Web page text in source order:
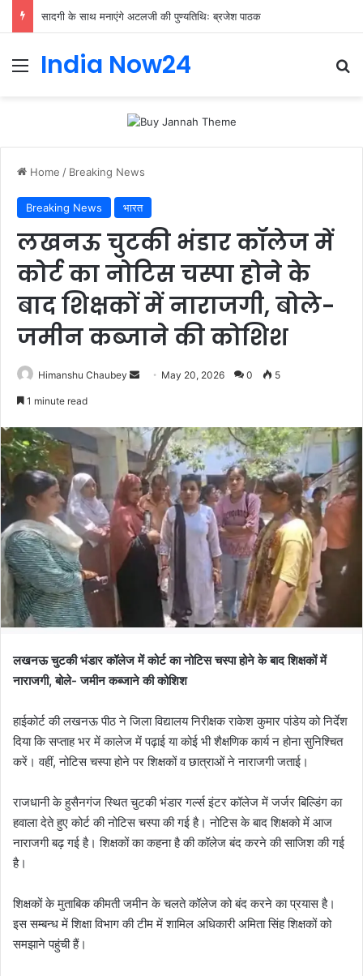
सादगी के साथ मनाएंगे अटलजी की पुण्यतिथिः ब्रजेश पाठक
India Now24
Home / Breaking News
Breaking News भारत
लखनऊ चुटकी भंडार कॉलेज में
कोर्ट का नोटिस चस्पा होने के
बाद शिक्षकों में नाराजगी, बोले-
जमीन कब्जाने की कोशिश
Himanshu Chaubey May 20, 2026 0 5
1 minute read
लखनऊ चुटकी भंडार कॉलेज में कोर्ट का नोटिस चस्पा होने के बाद शिक्षकों में
नाराजगी, बोले- जमीन कब्जाने की कोशिश
हाईकोर्ट की लखनऊ पीठ ने जिला विद्यालय निरीक्षक राकेश कुमार पांडेय को निर्देश
दिया कि सप्ताह भर में कालेज में पढ़ाई या कोई भी शैक्षणिक कार्य न होना सुनिश्चित
करें। वहीं, नोटिस चस्पा होने पर शिक्षकों व छात्राओं ने नाराजगी जताई।
राजधानी के हुसैनगंज स्थित चुटकी भंडार गर्ल्स इंटर कॉलेज में जर्जर बिल्डिंग का
हवाला देते हुए कोर्ट की नोटिस चस्पा की गई है। नोटिस के बाद शिक्षको में आज
नाराजगी बढ़ गई है। शिक्षकों का कहना है की कॉलेज बंद करने की साजिश की गई
है।
शिक्षकों के मुताबिक कीमती जमीन के चलते कॉलेज को बंद करने का प्रयास है।
इस सम्बन्ध में शिक्षा विभाग की टीम में शामिल अधिकारी अमिता सिंह शिक्षकों को
समझाने पहुंची हैं।